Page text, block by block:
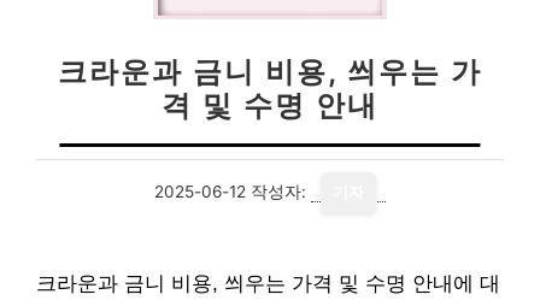
크라운과 금니 비용, 씌우는 가
격 및 수명 안내
2025-06-12 작성자:
크라운과 금니 비용, 씌우는 가격 및 수명 안내에 대